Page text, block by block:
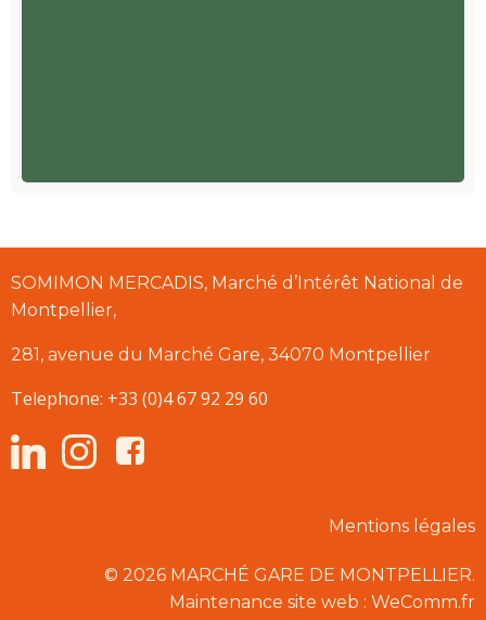
SOMIMON MERCADIS, Marché d’Intérêt National de
Montpellier,
281, avenue du Marché Gare, 34070 Montpellier
Telephone: +33 (0)4 67 92 29 60
Mentions légales
© 2026 MARCHÉ GARE DE MONTPELLIER.
Maintenance site web : WeComm.fr